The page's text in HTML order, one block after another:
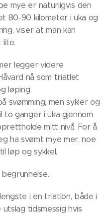
mye er naturligvis den
80-90 kilometer i uka og
viser at man kan
lite.
legger videre
nå som triatlet
løping.
svømming, men sykler og
to ganger i uka gjennom
mitt nivå. For å
ha svømt mye mer, noe
løp og sykkel.
i en triatlon, både i
tidsmessig hvis